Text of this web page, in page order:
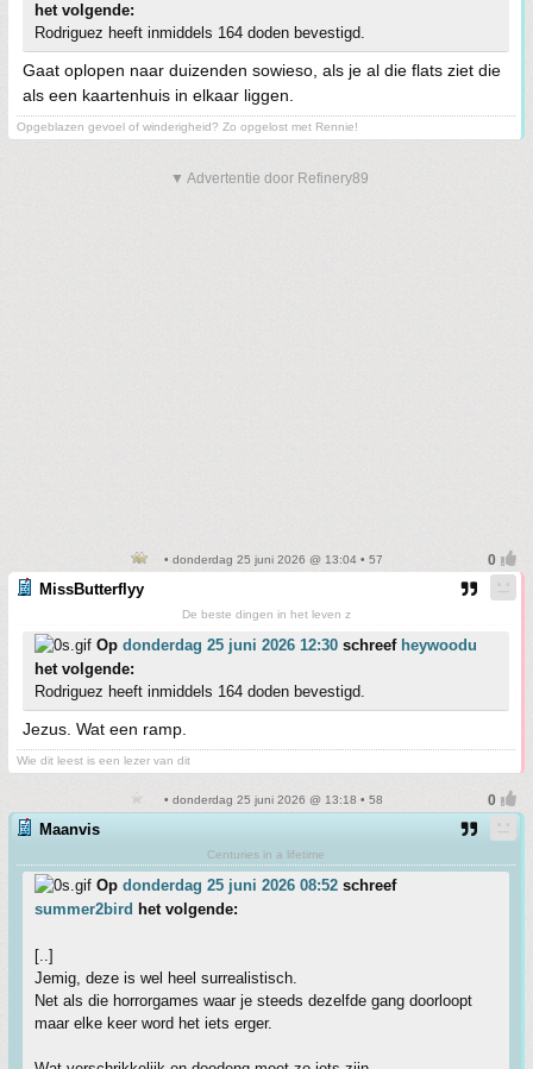
het volgende:
Rodriguez heeft inmiddels 164 doden bevestigd.
Gaat oplopen naar duizenden sowieso, als je al die flats ziet die
als een kaartenhuis in elkaar liggen.
Opgeblazen gevoel of winderigheid? Zo opgelost met Rennie!
▼ Advertentie door Refinery89
• donderdag 25 juni 2026 @ 13:04 • 57
MissButterflyy
De beste dingen in het leven z
Op donderdag 25 juni 2026 12:30 schreef heywoodu
het volgende:
Rodriguez heeft inmiddels 164 doden bevestigd.
Jezus. Wat een ramp.
Wie dit leest is een lezer van dit
• donderdag 25 juni 2026 @ 13:18 • 58
Maanvis
Centuries in a lifetime
Op donderdag 25 juni 2026 08:52 schreef
summer2bird het volgende:
[..]
Jemig, deze is wel heel surrealistisch.
Net als die horrorgames waar je steeds dezelfde gang doorloopt
maar elke keer word het iets erger.